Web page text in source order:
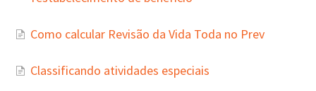
Como calcular Revisão da Vida Toda no Prev
Classificando atividades especiais